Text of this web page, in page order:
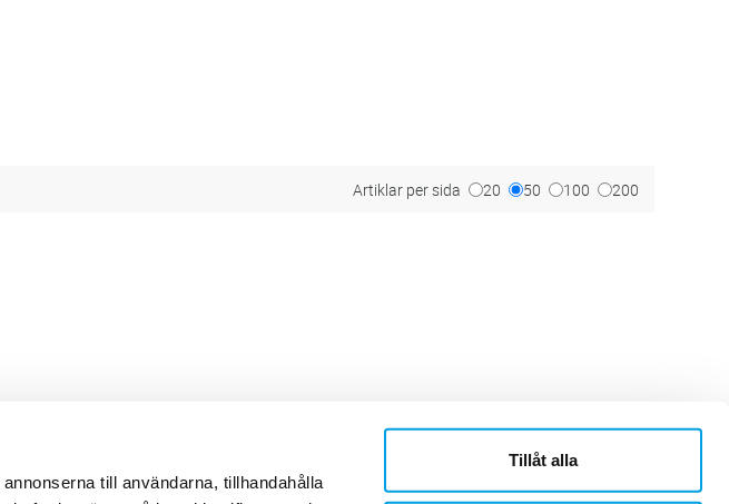
till användarna, tillhandahålla
Tillåt alla
Artiklar per sida 20 50 100 200
Leverans- och betalningsvillkor
Om Sonepar
Historik